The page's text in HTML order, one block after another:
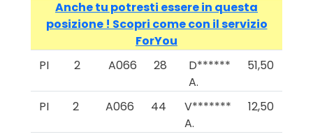
Anche tu potresti essere in questa
posizione ! Scopri come con il servizio
ForYou
PI
2 A066 28
D******
A.
51,50
PI 2 A066 44
V*******
A.
12,50